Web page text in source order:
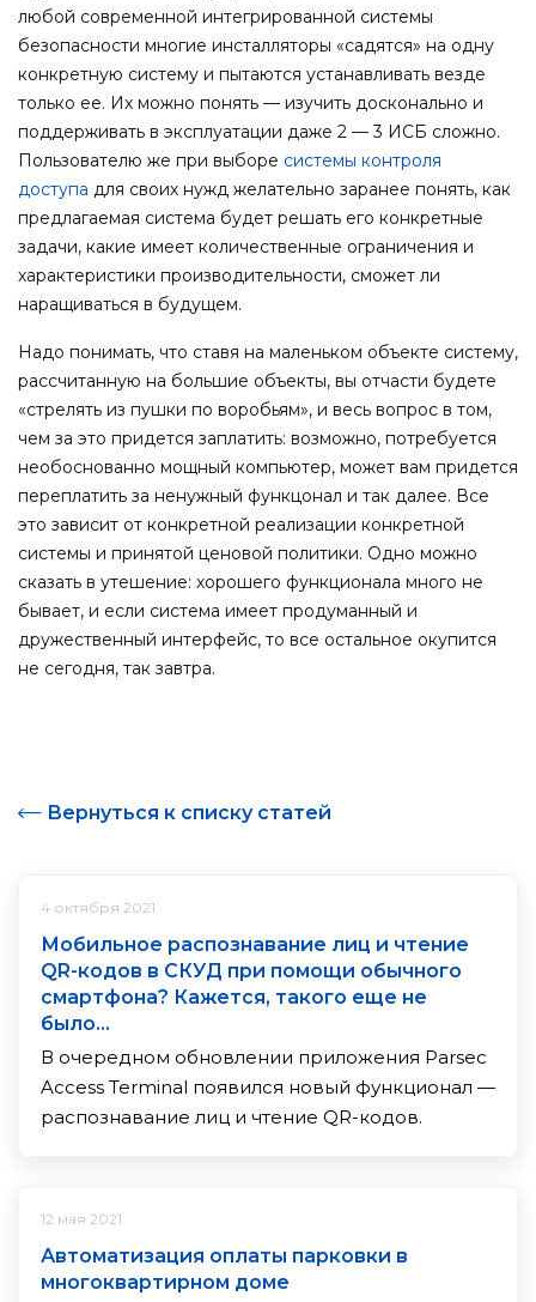
любой современной интегрированной системы
безопасности многие инсталляторы «садятся» на одну
конкретную систему и пытаются устанавливать везде
только ее. Их можно понять — изучить досконально и
поддерживать в эксплуатации даже 2 — 3 ИСБ сложно.
Пользователю же при выборе системы контроля
доступа для своих нужд желательно заранее понять, как
предлагаемая система будет решать его конкретные
задачи, какие имеет количественные ограничения и
характеристики производительности, сможет ли
наращиваться в будущем.
Надо понимать, что ставя на маленьком объекте систему,
рассчитанную на большие объекты, вы отчасти будете
«стрелять из пушки по воробьям», и весь вопрос в том,
чем за это придется заплатить: возможно, потребуется
необоснованно мощный компьютер, может вам придется
переплатить за ненужный функцонал и так далее. Все
это зависит от конкретной реализации конкретной
системы и принятой ценовой политики. Одно можно
сказать в утешение: хорошего функционала много не
бывает, и если система имеет продуманный и
дружественный интерфейс, то все остальное окупится
не сегодня, так завтра.
Вернуться к списку статей
4 октября 2021
Мобильное распознавание лиц и чтение
QR-кодов в СКУД при помощи обычного
смартфона? Кажется, такого еще не
было…
В очередном обновлении приложения Parsec
Access Terminal появился новый функционал —
распознавание лиц и чтение QR-кодов.
12 мая 2021
Автоматизация оплаты парковки в
многоквартирном доме